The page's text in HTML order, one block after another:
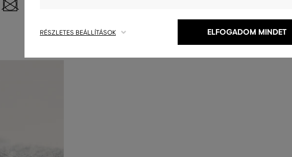
RÉSZLETES BEÁLLÍTÁSOK ELFOGADOM MINDET